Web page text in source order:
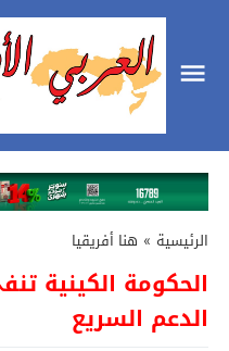
الرئيسية » هنا أفريقيا
الحكومة الكينية
الدعم السريع